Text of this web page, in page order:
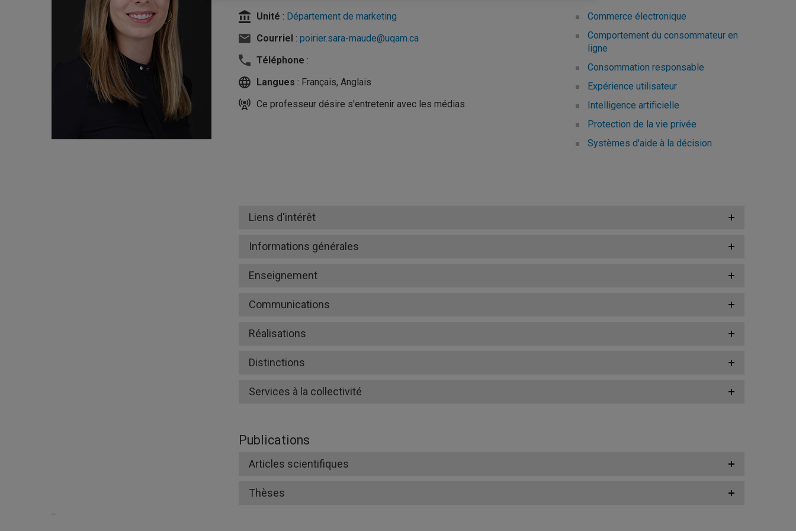
Unité : Département de marketing
Courriel: poirier.sara-maude@uqam.ca
Téléphone :
Langues : Français, Anglais
Ce professeur désire s'entretenir avec les médias
Commerce électronique
Comportement du consommateur en
ligne
Consommation responsable
Expérience utilisateur
Intelligence artificielle
Protection de la vie privée
Systèmes d'aide à la décision
Liens d'intérêt
Informations générales
Enseignement
Communications
Réalisations
Distinctions
Services à la collectivité
Publications
Articles scientifiques
Thèses
...